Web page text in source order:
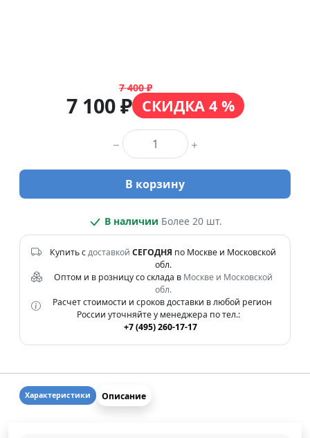
7 400 ₽
7 100 ₽ СКИДКА 4 %
Количество товара
В корзину
В наличии Более 20 шт.
Купить сдоставкой СЕГОДНЯ по Москве и Московской
обл.
Оптом и в розницу со склада в Москве и Московской
обл.
Расчет стоимости и сроков доставки в любой регион
России уточняйте у менеджера по тел.:
+7 (495) 260-17-17
Характеристики Описание